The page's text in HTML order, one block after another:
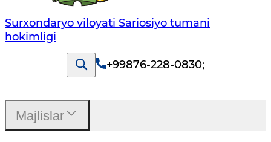
Surxondaryo viloyati Sariosiyo tumani
hokimligi
+99876-228-0830;
Majlislar